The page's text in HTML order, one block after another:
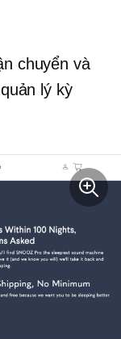
chuyển và
lý kỳ